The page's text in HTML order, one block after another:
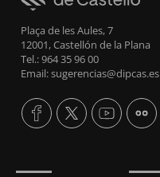
Plaça de les Aules, 7
12001, Castellón de la Plana
Tel.: 964 35 96 00
Email: sugerencias@dipcas.es